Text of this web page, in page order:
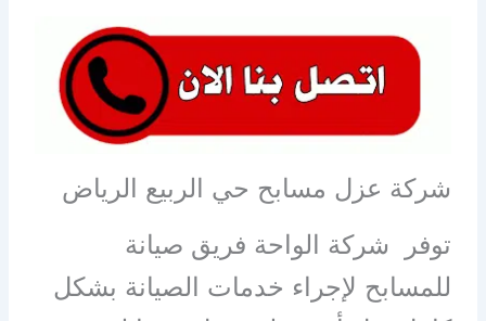
شركة عزل مسابح حي الربيع الرياض
توفر شركة الواحة فريق صيانة
للمسابح لإجراء خدمات الصيانة بشكل